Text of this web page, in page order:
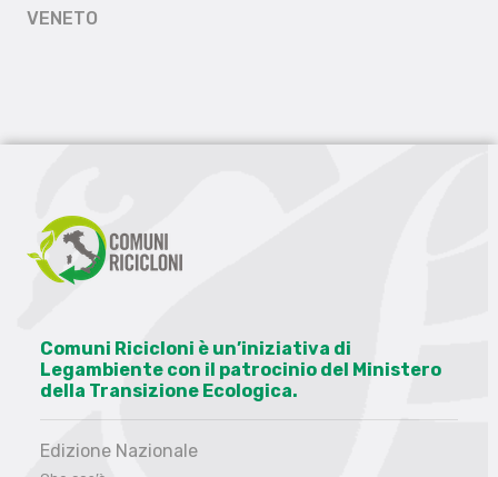
VENETO
Comuni Ricicloni è un’iniziativa di
Legambiente con il patrocinio del Ministero
della Transizione Ecologica.
Edizione Nazionale